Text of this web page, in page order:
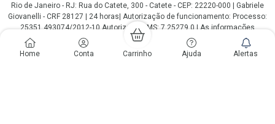
Home Conta Carrinho Ajuda Alertas
Rio de Janeiro - RJ: Rua do Catete, 300 - Catete - CEP: 22220-000 | Gabriele
Giovanelli - CRF 28127 | 24 horas| Autorização de funcionamento: Processo:
25351.493074/2012-10 Autorização/MS: 7.25279.0 | As informações
contidas neste site, como promoções e ofertas de remédios e
medicamentos, não devem ser usadas para automedicação e não
substituem, em hipótese alguma, a medicação prescrita pelo profissional da